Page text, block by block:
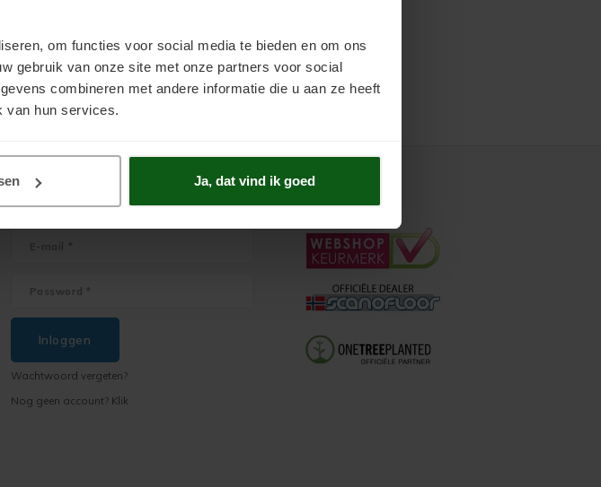
om functies voor social media te bieden en om ons
gebruik van onze site met onze partners voor social
combineren met andere informatie die u aan ze heeft
van hun services.
Ja, dat vind ik goed
Mijn account
Inloggen
Wachtwoord vergeten?
Nog geen account? Klik
Keurmerken